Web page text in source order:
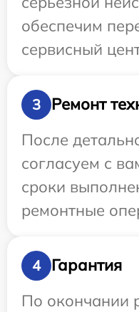
обеспечим
сервисный
3
Ремонт
После
согласуем с
сроки
ремонтные
4
Гарантия
По окончании